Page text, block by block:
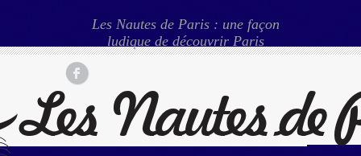
Les Nautes de Paris : une façon
ludique de découvrir Paris